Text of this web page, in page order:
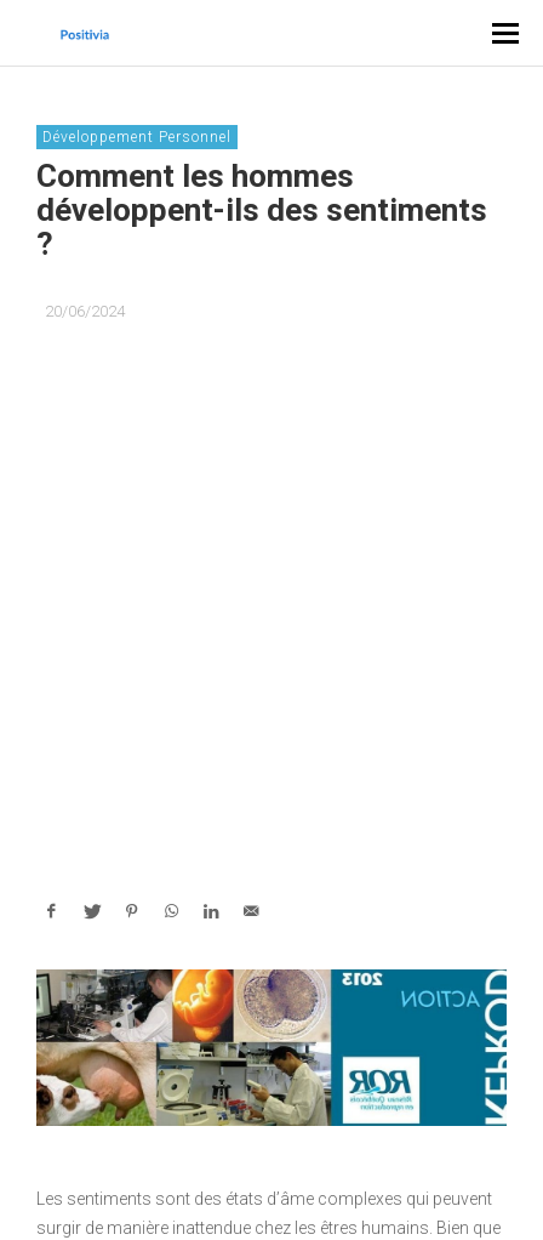
Développement Personnel
Comment les hommes
développent-ils des sentiments
?
20/06/2024
Les sentiments sont des états d’âme complexes qui peuvent
surgir de manière inattendue chez les êtres humains. Bien que